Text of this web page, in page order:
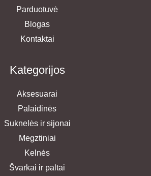
Parduotuvė
Blogas
Kontaktai
Kategorijos
Aksesuarai
Palaidinės
Suknelės ir sijonai
Megztiniai
Kelnės
Švarkai ir paltai